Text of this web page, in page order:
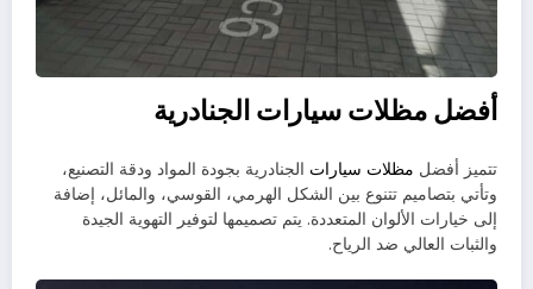
أفضل مظلات سيارات الجنادرية
تتميز أفضل مظلات سيارات الجنادرية بجودة المواد ودقة التصنيع،
وتأتي بتصاميم تتنوع بين الشكل الهرمي، القوسي، والمائل، إضافة
إلى خيارات الألوان المتعددة. يتم تصميمها لتوفير التهوية الجيدة
والثبات العالي ضد الرياح.